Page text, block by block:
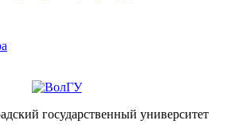
государственный университет